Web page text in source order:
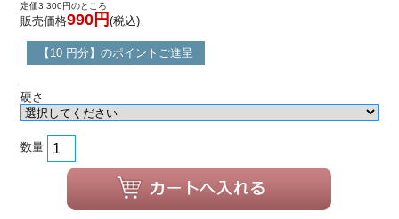
定価3,300円のところ
販売価格990円 (税込)
【10 円分】のポイントご進呈
硬さ
数量